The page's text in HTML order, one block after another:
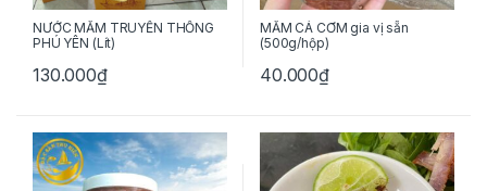
NƯỚC MẮM TRUYỀN THỐNG
PHÚ YÊN (Lít)
130.000₫
MẮM CÁ CƠM gia vị sẵn
(500g/hộp)
40.000₫